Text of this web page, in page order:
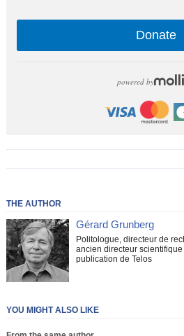
Donate
powered by
THE AUTHOR
Gérard Grunberg
Politologue, directeur de
ancien directeur
publication de Telos
YOU MIGHT ALSO LIKE